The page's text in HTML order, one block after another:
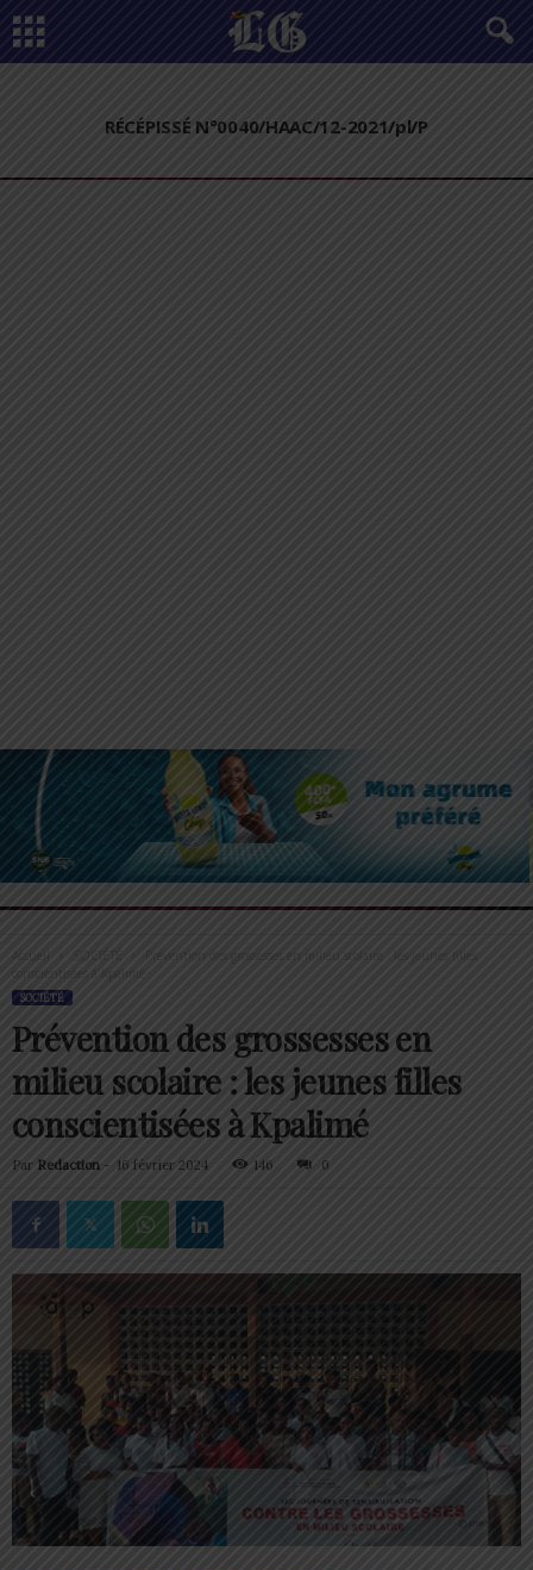
RÉCÉPISSÉ N°0040/HAAC/12-2021/pl/P
Accueil
Prévention des grossesses en milieu scolaire : les jeunes filles
SOCIÉTÉ
Prévention des grossesses en
milieu scolaire : les jeunes filles
conscientisées à Kpalimé
Par Redaction - 16 février 2024 146 0